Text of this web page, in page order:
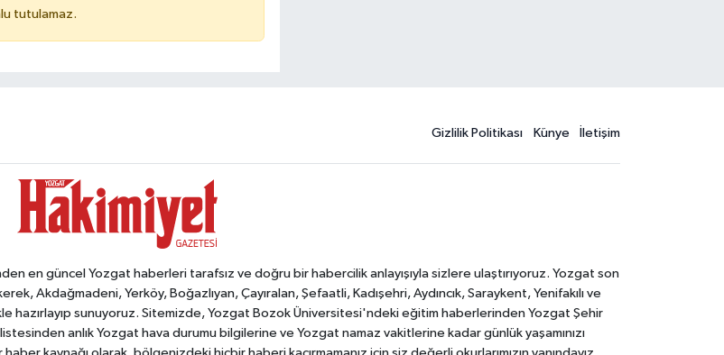
tutulamaz.
Gizlilik Politikası Künye İletişim
en güncel Yozgat haberleri tarafsız ve doğru bir habercilik anlayışıyla sizlere ulaştırıyoruz. Yozgat son
Akdağmadeni, Yerköy, Boğazlıyan, Çayıralan, Şefaatli, Kadışehri, Aydıncık, Saraykent, Yenifakılı ve
hazırlayıp sunuyoruz. Sitemizde, Yozgat Bozok Üniversitesi'ndeki eğitim haberlerinden Yozgat Şehir
anlık Yozgat hava durumu bilgilerine ve Yozgat namaz vakitlerine kadar günlük yaşamınızı